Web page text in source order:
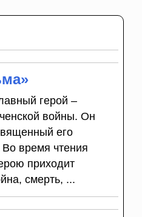
герой –
войны. Он
его
время чтения
приходит
смерть, ...